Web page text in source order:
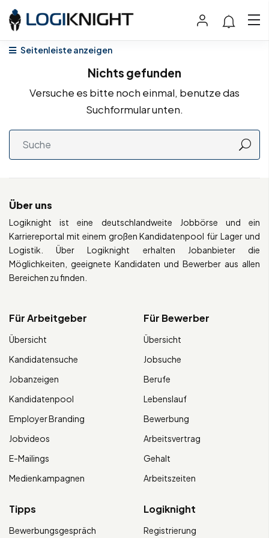
Seitenleiste anzeigen
Nichts gefunden
Versuche es bitte noch einmal, benutze das
Suchformular unten.
Über uns
Logiknight ist eine deutschlandweite Jobbörse und ein
Karriereportal mit einem großen Kandidatenpool für Lager und
Logistik. Über Logiknight erhalten Jobanbieter die
Möglichkeiten, geeignete Kandidaten und Bewerber aus allen
Bereichen zu finden.
Für Arbeitgeber
Übersicht
Kandidatensuche
Jobanzeigen
Kandidatenpool
Employer Branding
Jobvideos
E-Mailings
Medienkampagnen
Für Bewerber
Übersicht
Jobsuche
Berufe
Lebenslauf
Bewerbung
Arbeitsvertrag
Gehalt
Arbeitszeiten
Tipps
Bewerbungsgespräch
Logiknight
Registrierung